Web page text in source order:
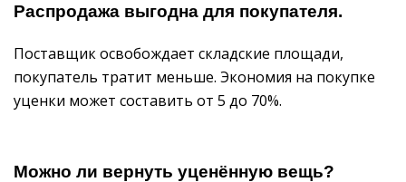
Распродажа выгодна для покупателя.
Поставщик освобождает складские площади,
покупатель тратит меньше. Экономия на покупке
уценки может составить от 5 до 70%.
Можно ли вернуть уценённую вещь?